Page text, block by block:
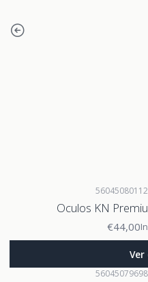
Oculos KN
€44,00
Ver